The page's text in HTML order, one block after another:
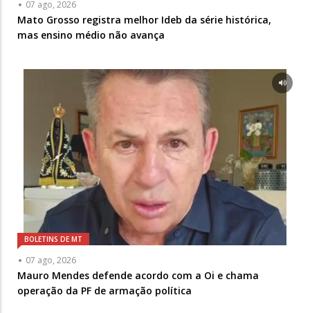
07 ago, 2026
Mato Grosso registra melhor Ideb da série histórica,
mas ensino médio não avança
BOLETINS DE MT
07 ago, 2026
Mauro Mendes defende acordo com a Oi e chama
operação da PF de armação política